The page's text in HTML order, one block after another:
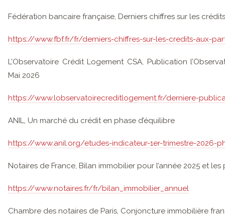
Fédération bancaire française, Derniers chiffres sur les
https://www.fbf.fr/fr/derniers-chiffres-sur-les-credits-aux-
L’Observatoire Crédit Logement CSA, Publication
Mai 2026
https://www.lobservatoirecreditlogement.fr/derniere-
ANIL, Un marché du crédit en phase d’équilibre
https://www.anil.org/etudes-indicateur-1er-trimestre-2026-
Notaires de France, Bilan immobilier pour l’année 2025 et
https://www.notaires.fr/fr/bilan_immobilier_annuel
Chambre des notaires de Paris, Conjoncture immobilière